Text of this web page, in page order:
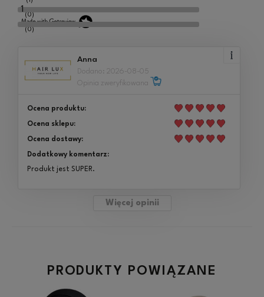
(0)
1
(0)
Anna
Dodano: 2026-08-05
Opinia zweryfikowana
Ocena produktu:
Ocena sklepu:
Ocena dostawy:
Dodatkowy komentarz:
Produkt jest SUPER.
Więcej opinii
PRODUKTY POWIĄZANE